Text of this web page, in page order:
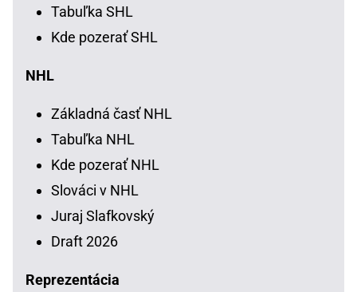
Tabuľka SHL
Kde pozerať SHL
NHL
Základná časť NHL
Tabuľka NHL
Kde pozerať NHL
Slováci v NHL
Juraj Slafkovský
Draft 2026
Reprezentácia